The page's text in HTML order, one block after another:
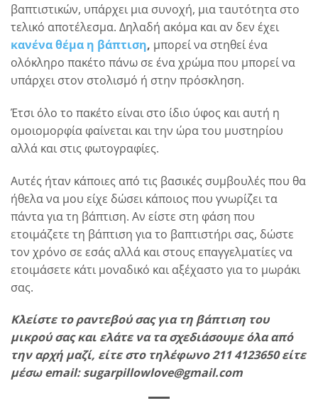
βαπτιστικών, υπάρχει μια συνοχή, μια ταυτότητα στο
τελικό αποτέλεσμα. Δηλαδή ακόμα και αν δεν έχει
κανένα θέμα η βάπτιση, μπορεί να στηθεί ένα
ολόκληρο πακέτο πάνω σε ένα χρώμα που μπορεί να
υπάρχει στον στολισμό ή στην πρόσκληση.
Έτσι όλο το πακέτο είναι στο ίδιο ύφος και αυτή η
ομοιομορφία φαίνεται και την ώρα του μυστηρίου
αλλά και στις φωτογραφίες.
Αυτές ήταν κάποιες από τις βασικές συμβουλές που θα
ήθελα να μου είχε δώσει κάποιος που γνωρίζει τα
πάντα για τη βάπτιση. Αν είστε στη φάση που
ετοιμάζετε τη βάπτιση για το βαπτιστήρι σας, δώστε
τον χρόνο σε εσάς αλλά και στους επαγγελματίες να
ετοιμάσετε κάτι μοναδικό και αξέχαστο για το μωράκι
σας.
Κλείστε το ραντεβού σας για τη βάπτιση του
μικρού σας και ελάτε να τα σχεδιάσουμε όλα από
την αρχή μαζί, είτε στο τηλέφωνο 211 4123650 είτε
μέσω email: sugarpillowlove@gmail.com